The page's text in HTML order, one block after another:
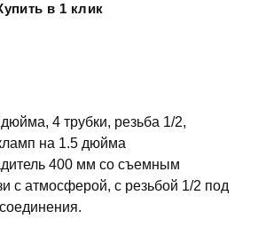
в 1 клик
4 трубки, резьба 1/2,
на 1.5 дюйма
400 мм со съемным
с атмосферой, с резьбой 1/2 под